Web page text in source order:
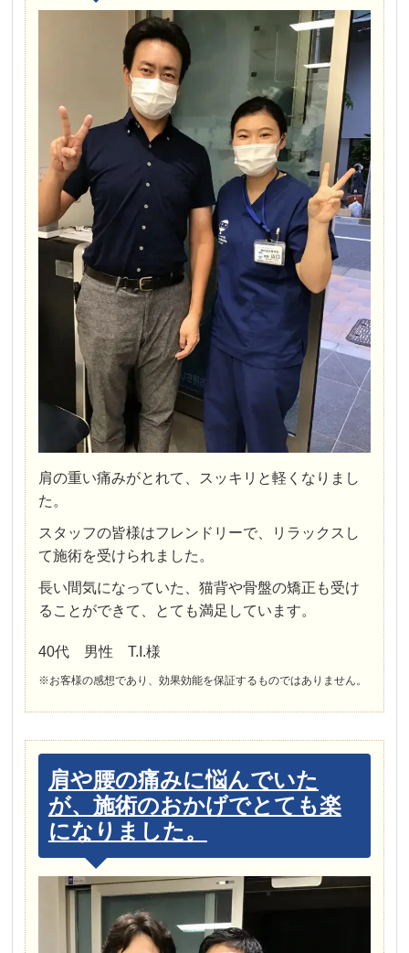
肩の重い痛みがとれて、スッキリと軽くなりまし
た。
スタッフの皆様はフレンドリーで、リラックスし
て施術を受けられました。
長い間気になっていた、猫背や骨盤の矯正も受け
ることができて、とても満足しています。
40代 男性 T.I.様
※お客様の感想であり、効果効能を保証するものではありません。
肩や腰の痛みに悩んでいた
が、施術のおかげでとても楽
になりました。